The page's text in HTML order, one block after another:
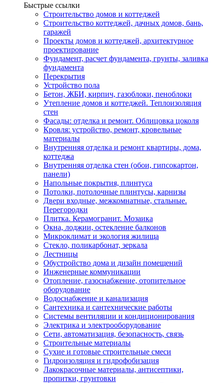
Быстрые ссылки
Строительство домов и коттеджей
Строительство коттеджей, дачных домов, бань,
гаражей
Проекты домов и коттеджей, архитектурное
проектирование
Фундамент, расчет фундамента, грунты, заливка
фундамента
Перекрытия
Устройство пола
Бетон, ЖБИ, кирпич, газоблоки, пеноблоки
Утепление домов и коттеджей. Теплоизоляция
стен
Фасады: отделка и ремонт. Облицовка цоколя
Кровля: устройство, ремонт, кровельные
материалы
Внутренняя отделка и ремонт квартиры, дома,
коттеджа
Внутренняя отделка стен (обои, гипсокартон,
панели)
Напольные покрытия, плинтуса
Потолки, потолочные плинтусы, карнизы
Двери входные, межкомнатные, стальные.
Перегородки
Плитка. Керамогранит. Мозаика
Окна, лоджии, остекление балконов
Микроклимат и экология жилища
Стекло, поликарбонат, зеркала
Лестницы
Обустройство дома и дизайн помещений
Инженерные коммуникации
Отопление, газоснабжение, отопительное
оборудование
Водоснабжение и канализация
Сантехника и сантехнические работы
Системы вентиляции и кондиционирования
Электрика и электрооборудование
Сети, автоматизация, безопасность, связь
Строительные материалы
Сухие и готовые строительные смеси
Гидроизоляция и гидрофобизация
Лакокрасочные материалы, антисептики,
пропитки, грунтовки